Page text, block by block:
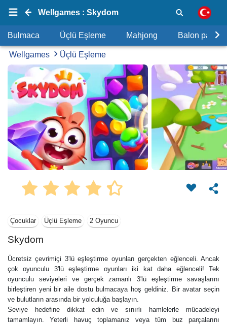
Wellgames : Skydom
Bulmaca Üçlü Eşleme Mahjong Balon
Wellgames Üçlü Eşleme
Çocuklar Üçlü Eşleme 2 Oyuncu
Skydom
Ücretsiz çevrimiçi 3'lü eşleştirme oyunları gerçekten eğlenceli. Ancak
çok oyunculu 3'lü eşleştirme oyunları iki kat daha eğlenceli! Tek
oyunculu seviyeleri ve gerçek zamanlı 3'lü eşleştirme savaşlarını
birleştiren yeni bir aile dostu bulmacaya hoş geldiniz. Bir avatar seçin
ve bulutların arasında bir yolculuğa başlayın.
Seviye hedefine dikkat edin ve sınırlı hamlelerle mücadeleyi
tamamlayın. Yeterli havuç toplamanız veya tüm buz parçalarını